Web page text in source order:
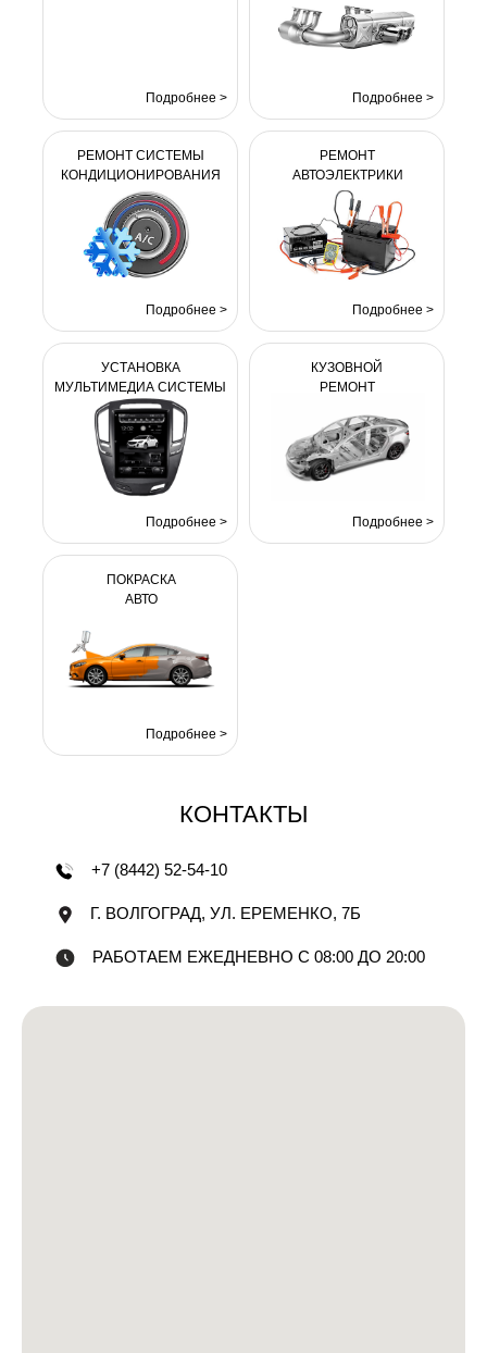
Подробнее >
Подробнее >
РЕМОНТ СИСТЕМЫ
КОНДИЦИОНИРОВАНИЯ
Подробнее >
РЕМОНТ
АВТОЭЛЕКТРИКИ
Подробнее >
Подробнее >
КУЗОВНОЙ
РЕМОНТ
Подробнее >
ПОКРАСКА
АВТО
Подробнее >
УСТАНОВКА
МУЛЬТИМЕДИА СИСТЕМЫ
КОНТАКТЫ
+7 (8442) 52-54-10
Г. ВОЛГОГРАД, УЛ. ЕРЕМЕНКО, 7Б
РАБОТАЕМ ЕЖЕДНЕВНО С 08:00 ДО 20:00